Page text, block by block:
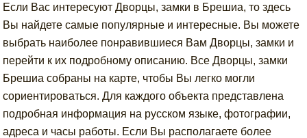
Если Вас интересуют Дворцы, замки в Брешиа, то здесь
Вы найдете самые популярные и интересные. Вы можете
выбрать наиболее понравившиеся Вам Дворцы, замки и
перейти к их подробному описанию. Все Дворцы, замки
Брешиа собраны на карте, чтобы Вы легко могли
сориентироваться. Для каждого объекта представлена
подробная информация на русском языке, фотографии,
адреса и часы работы. Если Вы располагаете более